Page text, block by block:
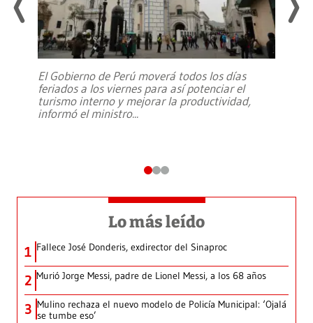
El Gobierno de Perú moverá todos los días
feriados a los viernes para así potenciar el
turismo interno y mejorar la productividad,
informó el ministro...
Lo más leído
1 Fallece José Donderis, exdirector del Sinaproc
2 Murió Jorge Messi, padre de Lionel Messi, a los 68 años
3 Mulino rechaza el nuevo modelo de Policía Municipal: ‘Ojalá
se tumbe eso’